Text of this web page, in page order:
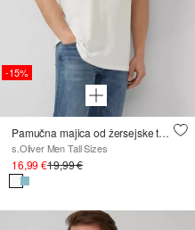
-15%
Pamučna majica od žersejske tkanine s prednjim printom
s.Oliver Men Tall Sizes
16,99 €19,99 €